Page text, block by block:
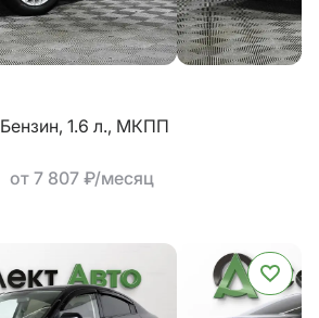
Бензин, 1.6 л., МКПП
от 7 807 ₽/месяц